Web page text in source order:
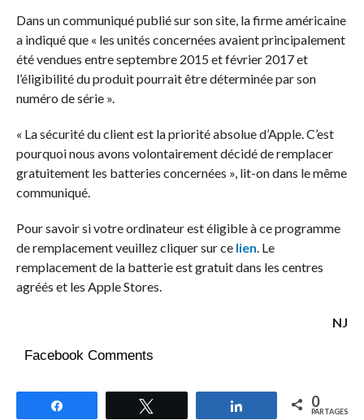
Dans un communiqué publié sur son site, la firme américaine
a indiqué que « les unités concernées avaient principalement
été vendues entre septembre 2015 et février 2017 et
l’éligibilité du produit pourrait être déterminée par son
numéro de série ».
« La sécurité du client est la priorité absolue d’Apple. C’est
pourquoi nous avons volontairement décidé de remplacer
gratuitement les batteries concernées », lit-on dans le même
communiqué.
Pour savoir si votre ordinateur est éligible à ce programme
de remplacement veuillez cliquer sur ce lien. Le
remplacement de la batterie est gratuit dans les centres
agréés et les Apple Stores.
NJ
Facebook Comments
Partagez 0
PARTAGES